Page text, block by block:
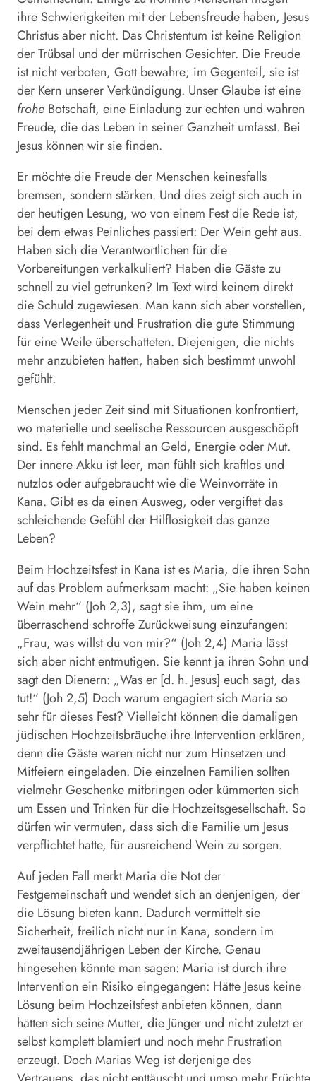
ihre Schwierigkeiten mit der Lebensfreude haben, Jesus
Christus aber nicht. Das Christentum ist keine Religion
der Trübsal und der mürrischen Gesichter. Die Freude
ist nicht verboten, Gott bewahre; im Gegenteil, sie ist
der Kern unserer Verkündigung. Unser Glaube ist eine
frohe Botschaft, eine Einladung zur echten und wahren
Freude, die das Leben in seiner Ganzheit umfasst. Bei
Jesus können wir sie finden.
Er möchte die Freude der Menschen keinesfalls
bremsen, sondern stärken. Und dies zeigt sich auch in
der heutigen Lesung, wo von einem Fest die Rede ist,
bei dem etwas Peinliches passiert: Der Wein geht aus.
Haben sich die Verantwortlichen für die
Vorbereitungen verkalkuliert? Haben die Gäste zu
schnell zu viel getrunken? Im Text wird keinem direkt
die Schuld zugewiesen. Man kann sich aber vorstellen,
dass Verlegenheit und Frustration die gute Stimmung
für eine Weile überschatteten. Diejenigen, die nichts
mehr anzubieten hatten, haben sich bestimmt unwohl
gefühlt.
Menschen jeder Zeit sind mit Situationen konfrontiert,
wo materielle und seelische Ressourcen ausgeschöpft
sind. Es fehlt manchmal an Geld, Energie oder Mut.
Der innere Akku ist leer, man fühlt sich kraftlos und
nutzlos oder aufgebraucht wie die Weinvorräte in
Kana. Gibt es da einen Ausweg, oder vergiftet das
schleichende Gefühl der Hilflosigkeit das ganze
Leben?
Beim Hochzeitsfest in Kana ist es Maria, die ihren Sohn
auf das Problem aufmerksam macht: „Sie haben keinen
Wein mehr“ (Joh 2,3), sagt sie ihm, um eine
überraschend schroffe Zurückweisung einzufangen:
„Frau, was willst du von mir?“ (Joh 2,4) Maria lässt
sich aber nicht entmutigen. Sie kennt ja ihren Sohn und
sagt den Dienern: „Was er [d. h. Jesus] euch sagt, das
tut!“ (Joh 2,5) Doch warum engagiert sich Maria so
sehr für dieses Fest? Vielleicht können die damaligen
jüdischen Hochzeitsbräuche ihre Intervention erklären,
denn die Gäste waren nicht nur zum Hinsetzen und
Mitfeiern eingeladen. Die einzelnen Familien sollten
vielmehr Geschenke mitbringen oder kümmerten sich
um Essen und Trinken für die Hochzeitsgesellschaft. So
dürfen wir vermuten, dass sich die Familie um Jesus
verpflichtet hatte, für ausreichend Wein zu sorgen.
Auf jeden Fall merkt Maria die Not der
Festgemeinschaft und wendet sich an denjenigen, der
die Lösung bieten kann. Dadurch vermittelt sie
Sicherheit, freilich nicht nur in Kana, sondern im
zweitausendjährigen Leben der Kirche. Genau
hingesehen könnte man sagen: Maria ist durch ihre
Intervention ein Risiko eingegangen: Hätte Jesus keine
Lösung beim Hochzeitsfest anbieten können, dann
hätten sich seine Mutter, die Jünger und nicht zuletzt er
selbst komplett blamiert und noch mehr Frustration
erzeugt. Doch Marias Weg ist derjenige des